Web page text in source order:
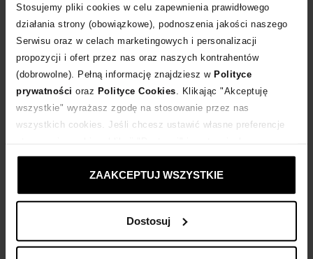
Stosujemy pliki cookies w celu zapewnienia prawidłowego
działania strony (obowiązkowe), podnoszenia jakości naszego
Serwisu oraz w celach marketingowych i personalizacji
propozycji i ofert przez nas oraz naszych kontrahentów
(dobrowolne). Pełną informację znajdziesz w Polityce
prywatności oraz Polityce Cookies . Klikając "Akceptuję
wszystkie" wyrażasz zgodę na stosowanie przez nas
wszystkich cookies. Jeśli chcesz ustawić własne preferencje
ustawienia prywatności.
ZAAKCEPTUJ WSZYSTKIE
Dostosuj
14 dni na zwrot towaru
+55 punktówzyskujesz w Klubie Korzyści
Kup teraz, Zapłać później!
Produkt partnerskiMoliera2